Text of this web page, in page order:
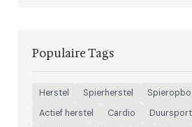
Populaire Tags
Herstel Spierherstel
Actief herstel
Cardio Duursport